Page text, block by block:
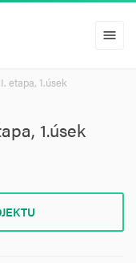
menu
etapa, 1.úsek
1.úsek